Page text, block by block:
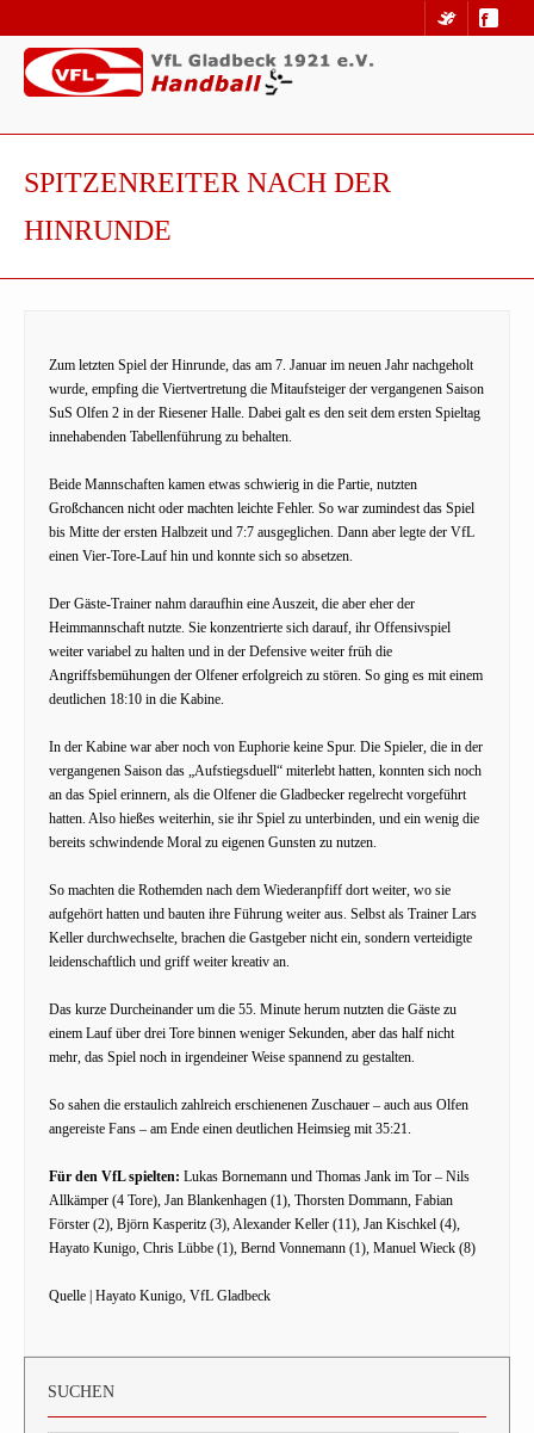
SPITZENREITER NACH DER
HINRUNDE
Zum letzten Spiel der Hinrunde, das am 7. Januar im neuen Jahr nachgeholt
wurde, empfing die Viertvertretung die Mitaufsteiger der vergangenen Saison
SuS Olfen 2 in der Riesener Halle. Dabei galt es den seit dem ersten Spieltag
innehabenden Tabellenführung zu behalten.
Beide Mannschaften kamen etwas schwierig in die Partie, nutzten
Großchancen nicht oder machten leichte Fehler. So war zumindest das Spiel
bis Mitte der ersten Halbzeit und 7:7 ausgeglichen. Dann aber legte der VfL
einen Vier-Tore-Lauf hin und konnte sich so absetzen.
Der Gäste-Trainer nahm daraufhin eine Auszeit, die aber eher der
Heimmannschaft nutzte. Sie konzentrierte sich darauf, ihr Offensivspiel
weiter variabel zu halten und in der Defensive weiter früh die
Angriffsbemühungen der Olfener erfolgreich zu stören. So ging es mit einem
deutlichen 18:10 in die Kabine.
In der Kabine war aber noch von Euphorie keine Spur. Die Spieler, die in der
vergangenen Saison das „Aufstiegsduell“ miterlebt hatten, konnten sich noch
an das Spiel erinnern, als die Olfener die Gladbecker regelrecht vorgeführt
hatten. Also hießes weiterhin, sie ihr Spiel zu unterbinden, und ein wenig die
bereits schwindende Moral zu eigenen Gunsten zu nutzen.
So machten die Rothemden nach dem Wiederanpfiff dort weiter, wo sie
aufgehört hatten und bauten ihre Führung weiter aus. Selbst als Trainer Lars
Keller durchwechselte, brachen die Gastgeber nicht ein, sondern verteidigte
leidenschaftlich und griff weiter kreativ an.
Das kurze Durcheinander um die 55. Minute herum nutzten die Gäste zu
einem Lauf über drei Tore binnen weniger Sekunden, aber das half nicht
mehr, das Spiel noch in irgendeiner Weise spannend zu gestalten.
So sahen die erstaulich zahlreich erschienenen Zuschauer – auch aus Olfen
angereiste Fans – am Ende einen deutlichen Heimsieg mit 35:21.
Für den VfL spielten: Lukas Bornemann und Thomas Jank im Tor – Nils
Allkämper (4 Tore), Jan Blankenhagen (1), Thorsten Dommann, Fabian
Förster (2), Björn Kasperitz (3), Alexander Keller (11), Jan Kischkel (4),
Hayato Kunigo, Chris Lübbe (1), Bernd Vonnemann (1), Manuel Wieck (8)
Quelle | Hayato Kunigo, VfL Gladbeck
SUCHEN